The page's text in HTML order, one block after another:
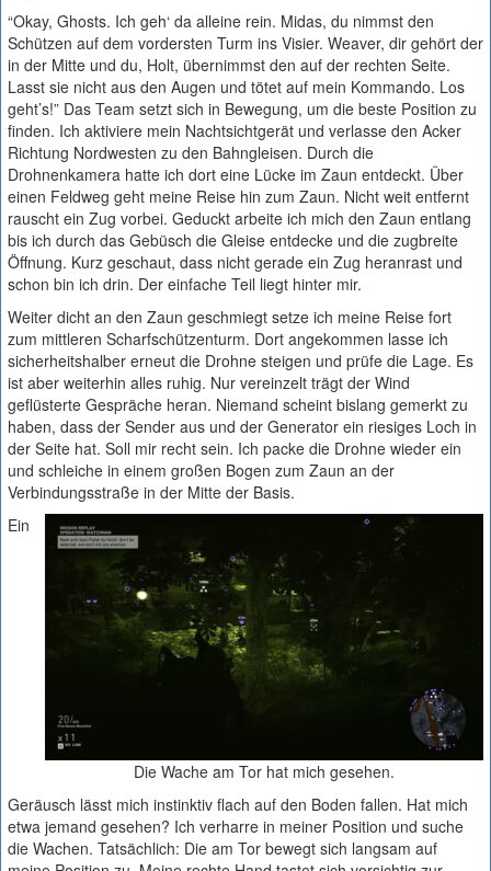
“Okay, Ghosts. Ich geh‘ da alleine rein. Midas, du nimmst den
Schützen auf dem vordersten Turm ins Visier. Weaver, dir gehört der
in der Mitte und du, Holt, übernimmst den auf der rechten Seite.
Lasst sie nicht aus den Augen und tötet auf mein Kommando. Los
geht’s!” Das Team setzt sich in Bewegung, um die beste Position zu
finden. Ich aktiviere mein Nachtsichtgerät und verlasse den Acker
Richtung Nordwesten zu den Bahngleisen. Durch die
Drohnenkamera hatte ich dort eine Lücke im Zaun entdeckt. Über
einen Feldweg geht meine Reise hin zum Zaun. Nicht weit entfernt
rauscht ein Zug vorbei. Geduckt arbeite ich mich den Zaun entlang
bis ich durch das Gebüsch die Gleise entdecke und die zugbreite
Öffnung. Kurz geschaut, dass nicht gerade ein Zug heranrast und
schon bin ich drin. Der einfache Teil liegt hinter mir.
Weiter dicht an den Zaun geschmiegt setze ich meine Reise fort
zum mittleren Scharfschützenturm. Dort angekommen lasse ich
sicherheitshalber erneut die Drohne steigen und prüfe die Lage. Es
ist aber weiterhin alles ruhig. Nur vereinzelt trägt der Wind
geflüsterte Gespräche heran. Niemand scheint bislang gemerkt zu
haben, dass der Sender aus und der Generator ein riesiges Loch in
der Seite hat. Soll mir recht sein. Ich packe die Drohne wieder ein
und schleiche in einem großen Bogen zum Zaun an der
Verbindungsstraße in der Mitte der Basis.
Die Wache am Tor hat mich gesehen.
Ein
Geräusch lässt mich instinktiv flach auf den Boden fallen. Hat mich
etwa jemand gesehen? Ich verharre in meiner Position und suche
die Wachen. Tatsächlich: Die am Tor bewegt sich langsam auf